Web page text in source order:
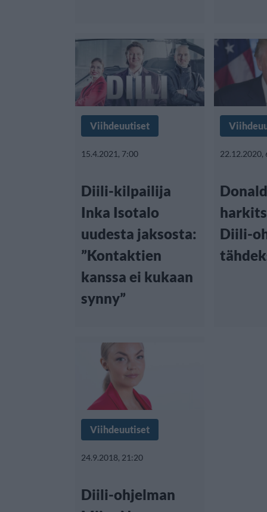
Viihdeuutiset
15.4.2021, 7:00
Diili-kilpailija
Inka Isotalo
uudesta jaksosta:
”Kontaktien
kanssa ei kukaan
synny”
22.12.2020,
Diili-
Viihdeuutiset
24.9.2018, 21:20
Diili-ohjelman